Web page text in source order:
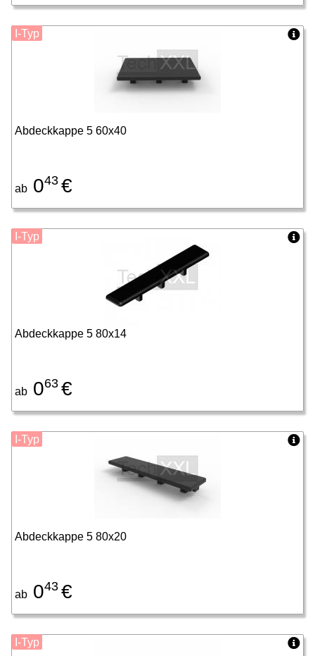
Abdeckkappe 5 60x40
ab 043 €
I-Typ
Abdeckkappe 5 80x14
ab 063 €
I-Typ
Abdeckkappe 5 80x20
ab 043 €
I-Typ
I-Typ